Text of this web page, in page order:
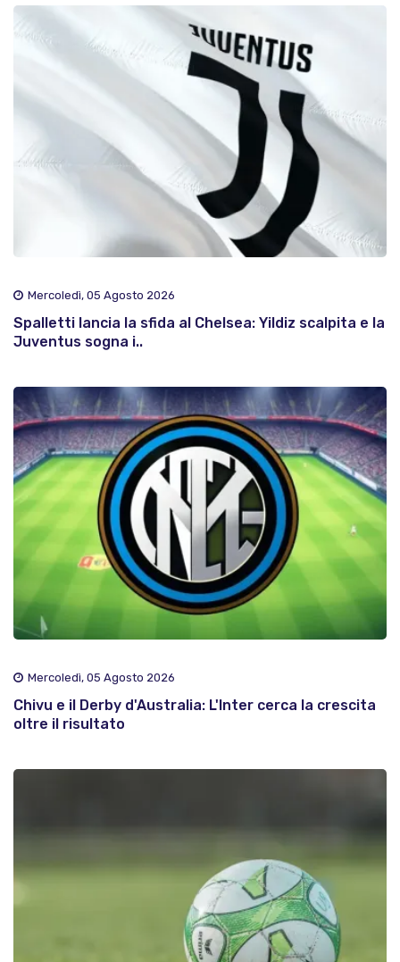
Mercoledì, 05 Agosto 2026
Spalletti lancia la sfida al Chelsea: Yildiz scalpita e la
Juventus sogna i..
Mercoledì, 05 Agosto 2026
Chivu e il Derby d'Australia: L'Inter cerca la crescita
oltre il risultato